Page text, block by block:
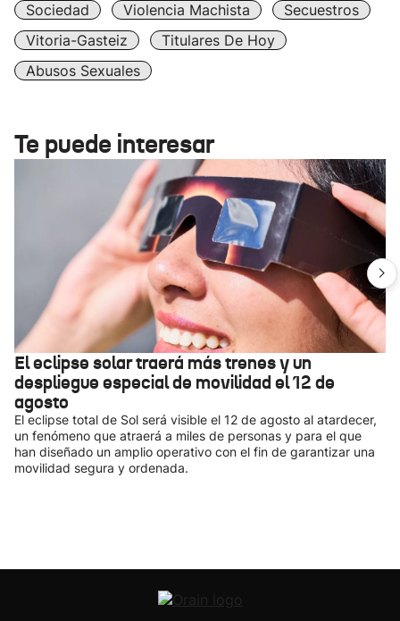
Sociedad Violencia Machista
Secuestros
Vitoria-Gasteiz
Titulares De Hoy
Abusos Sexuales
Te puede interesar
El eclipse solar traerá más trenes y un
despliegue especial de movilidad el 12 de
agosto
El eclipse total de Sol será visible el 12 de agosto al atardecer,
un fenómeno que atraerá a miles de personas y para el que
han diseñado un amplio operativo con el fin de garantizar una
movilidad segura y ordenada.